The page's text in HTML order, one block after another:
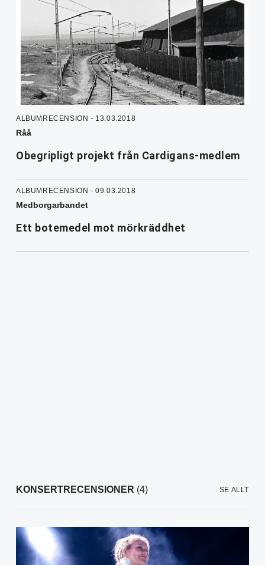
ALBUMRECENSION - 13.03.2018
Råå
Obegripligt projekt från Cardigans-medlem
ALBUMRECENSION - 09.03.2018
Medborgarbandet
Ett botemedel mot mörkräddhet
KONSERTRECENSIONER (4) SE ALLT